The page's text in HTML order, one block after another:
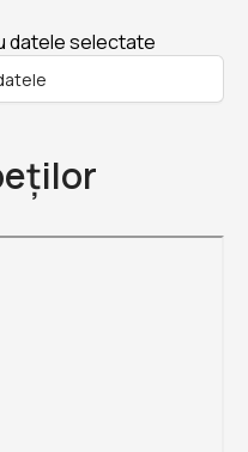
datele selectate